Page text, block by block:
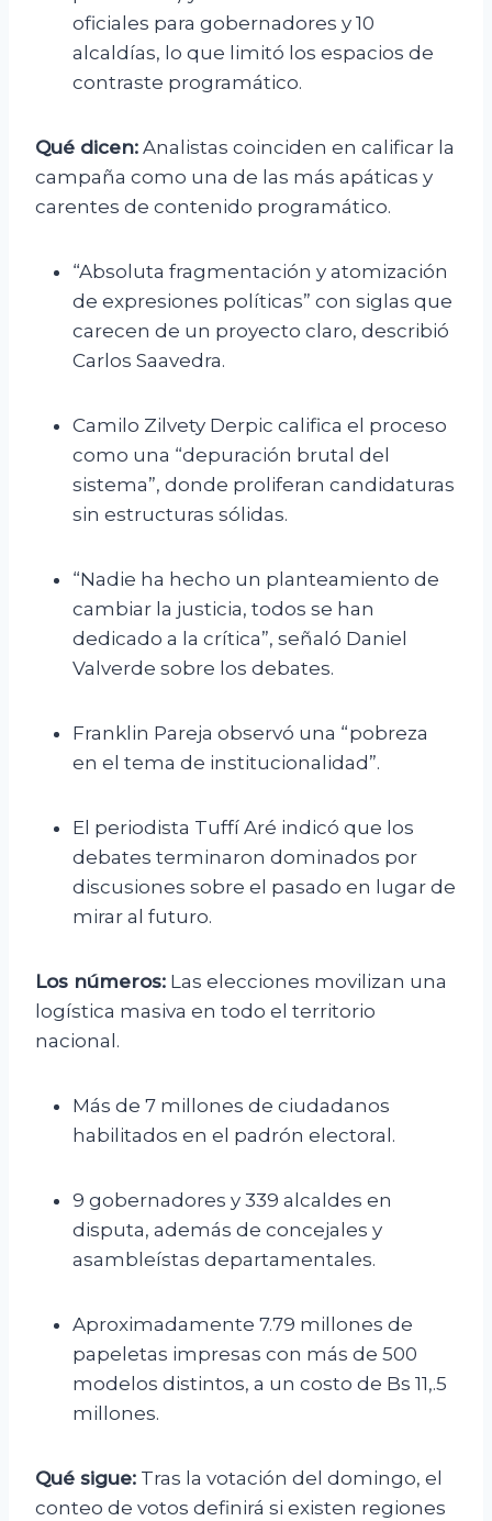
oficiales para gobernadores y 10
alcaldías, lo que limitó los espacios de
contraste programático.
Qué dicen: Analistas coinciden en calificar la
campaña como una de las más apáticas y
carentes de contenido programático.
“Absoluta fragmentación y atomización
de expresiones políticas” con siglas que
carecen de un proyecto claro, describió
Carlos Saavedra.
Camilo Zilvety Derpic califica el proceso
como una “depuración brutal del
sistema”, donde proliferan candidaturas
sin estructuras sólidas.
“Nadie ha hecho un planteamiento de
cambiar la justicia, todos se han
dedicado a la crítica”, señaló Daniel
Valverde sobre los debates.
Franklin Pareja observó una “pobreza
en el tema de institucionalidad”.
El periodista Tuffí Aré indicó que los
debates terminaron dominados por
discusiones sobre el pasado en lugar de
mirar al futuro.
Los números: Las elecciones movilizan una
logística masiva en todo el territorio
nacional.
Más de 7 millones de ciudadanos
habilitados en el padrón electoral.
9 gobernadores y 339 alcaldes en
disputa, además de concejales y
asambleístas departamentales.
Aproximadamente 7.79 millones de
papeletas impresas con más de 500
modelos distintos, a un costo de Bs 11,.5
millones.
Qué sigue: Tras la votación del domingo, el
conteo de votos definirá si existen regiones